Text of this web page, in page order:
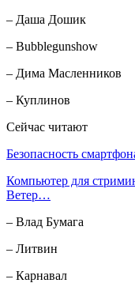
– Даша Дошик
– Bubblegunshow
– Дима Масленников
– Куплинов
Сейчас читают
Безопасность
Компьютер для
Ветер…
– Влад Бумага
– Литвин
– Карнавал